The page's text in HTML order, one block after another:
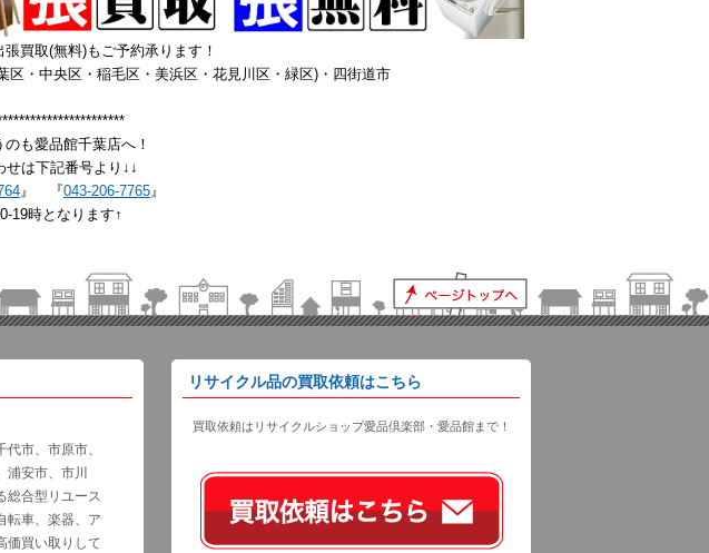
買取(無料)もご予約承ります！
区・中央区・稲毛区・美浜区・花見川区・緑区)・四街道市
も愛品館千葉店へ！
せは下記番号より↓↓
』 『043-206-7765』
19時となります↑
市、市原市、
安市、市川
総合型リユース
転車、楽器、ア
価買い取りして
リサイクル品の買取依頼はこちら
買取依頼はリサイクルショップ愛品倶楽部・愛品館まで！